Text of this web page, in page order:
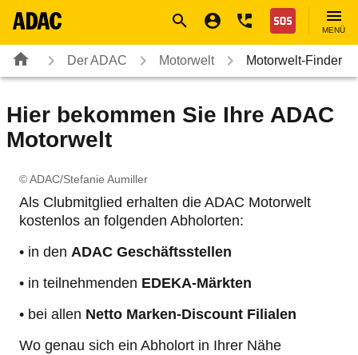
Nothilfe
MENÜ
Der ADAC Motorwelt Motorwelt-Finder
Hier bekommen Sie Ihre ADAC
Motorwelt
© ADAC/Stefanie Aumiller
Als Clubmitglied erhalten die ADAC Motorwelt
kostenlos an folgenden Abholorten:
• in den ADAC Geschäftsstellen
• in teilnehmenden EDEKA-Märkten
• bei allen Netto Marken-Discount Filialen
Wo genau sich ein Abholort in Ihrer Nähe